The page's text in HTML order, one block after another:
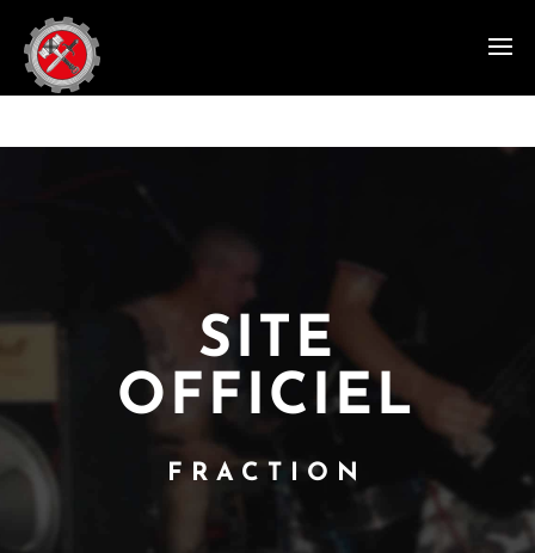
SITE
OFFICIEL
FRACTION